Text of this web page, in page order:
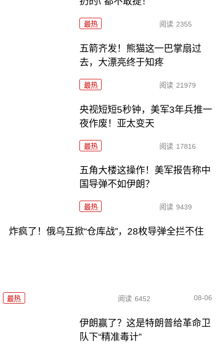
最热 阅读 2355
五箭齐发！熊猫这一巴掌扇过
去，大漂亮终于知疼
最热 阅读 21979
央视短短5秒钟，美军3年兵推一
夜作废！亚太变天
最热 阅读 17816
五角大楼这操作！美军报告称中
国导弹不如伊朗？
最热 阅读 9439
炸疯了！俄乌互掀“仓库战”，28枚导弹全拦不住
最热 阅读 6452 08-06
伊朗赢了？这是特朗普给革命卫
队下“精准毒计”